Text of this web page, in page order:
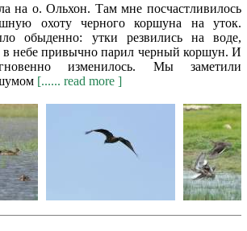
на о. Ольхон. Там мне посчастливилось
охоту черного коршуна на уток.
обыденно: утки резвились на воде,
в небе привычно парил черный коршун. И
изменилось. Мы заметили
[...... read more ]